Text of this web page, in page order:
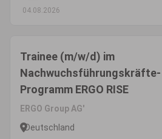
04.08.2026
Trainee (m/w/d) im
Nachwuchsführungskräfte-
Programm ERGO RISE
ERGO Group AG'
Deutschland